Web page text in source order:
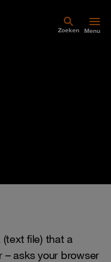
Zoeken Menu
file) that a
asks your browser